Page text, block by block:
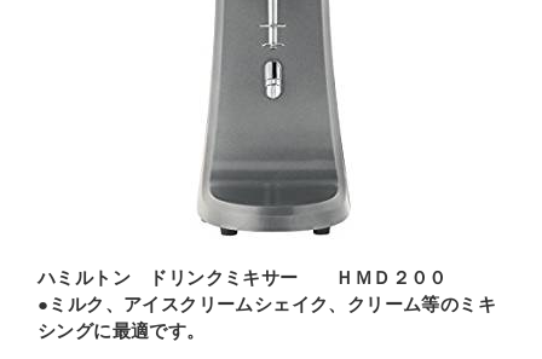
ハミルトン ドリンクミキサー ＨＭＤ２００
●ミルク、アイスクリームシェイク、クリーム等のミキ
シングに最適です。